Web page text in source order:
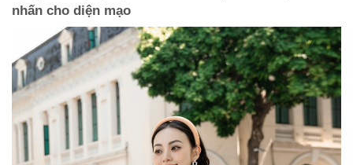
nhấn cho diện mạo